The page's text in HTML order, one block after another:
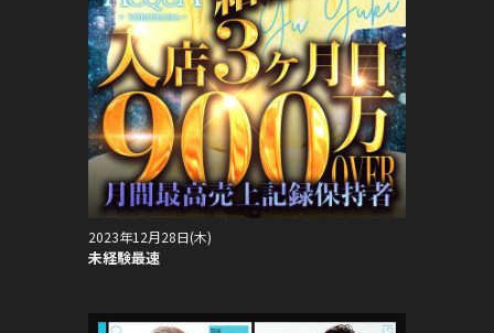
2023年12月28日(木)
未経験最速